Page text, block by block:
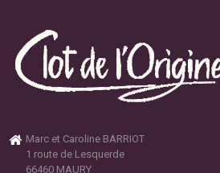
Marc et Caroline BARRIOT
1 route de Lesquerde
66460 MAURY